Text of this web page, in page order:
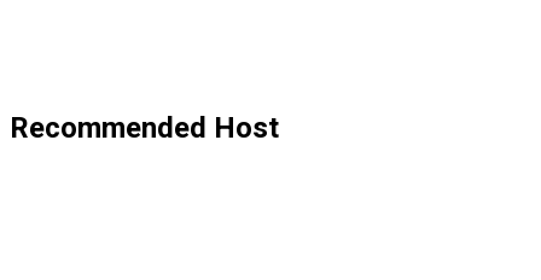
Recommended Host